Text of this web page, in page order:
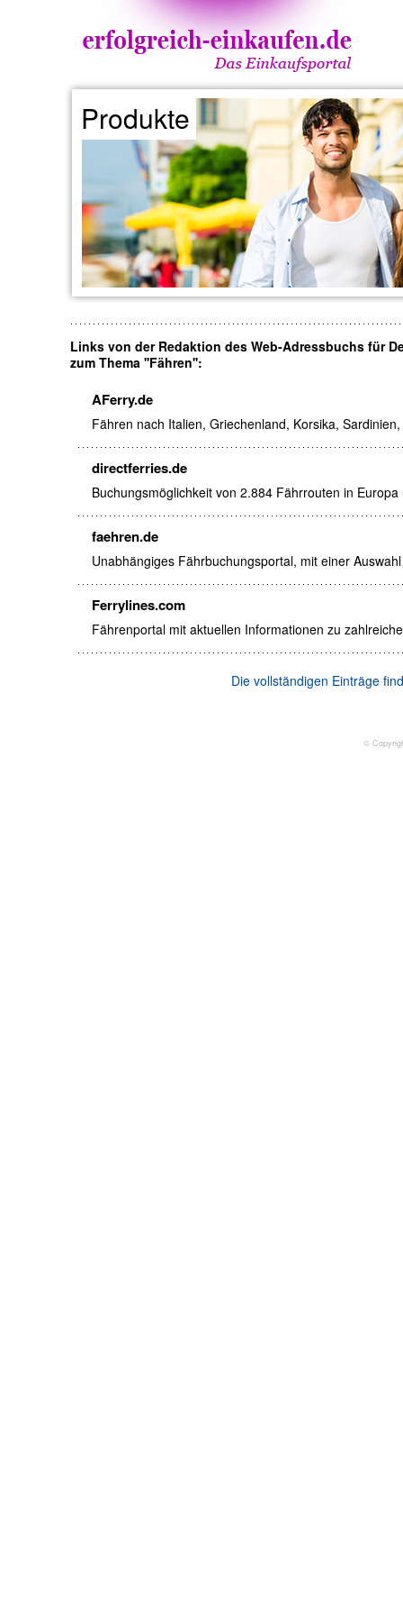
Produkte
Links von der Redaktion des Web-Adressbuchs für
zum Thema ''Fähren'':
AFerry.de
Fähren nach Italien, Griechenland, Korsika,
directferries.de
Buchungsmöglichkeit von 2.884 Fährrouten in
faehren.de
Unabhängiges Fährbuchungsportal, mit einer
Ferrylines.com
Fährenportal mit aktuellen Informationen zu
Die vollständigen Einträge
©